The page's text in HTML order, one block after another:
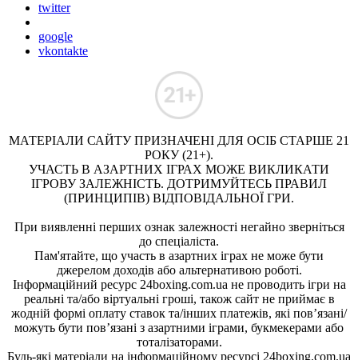
twitter
google
vkontakte
МАТЕРІАЛИ САЙТУ ПРИЗНАЧЕНІ ДЛЯ ОСІБ СТАРШЕ 21
РОКУ (21+).
УЧАСТЬ В АЗАРТНИХ ІГРАХ МОЖЕ ВИКЛИКАТИ
ІГРОВУ ЗАЛЕЖНІСТЬ. ДОТРИМУЙТЕСЬ ПРАВИЛ
(ПРИНЦИПІВ) ВІДПОВІДАЛЬНОЇ ГРИ.
При виявленні перших ознак залежності негайно зверніться
до спеціаліста.
Пам'ятайте, що участь в азартних іграх не може бути
джерелом доходів або альтернативою роботі.
Інформаційний ресурс 24boxing.com.ua не проводить ігри на
реальні та/або віртуальні гроші, також сайт не приймає в
жодній формі оплату ставок та/інших платежів, які пов’язані/
можуть бути пов’язані з азартними іграми, букмекерами або
тоталізаторами.
Будь-які матеріали на інформаційному ресурсі 24boxing.com.ua